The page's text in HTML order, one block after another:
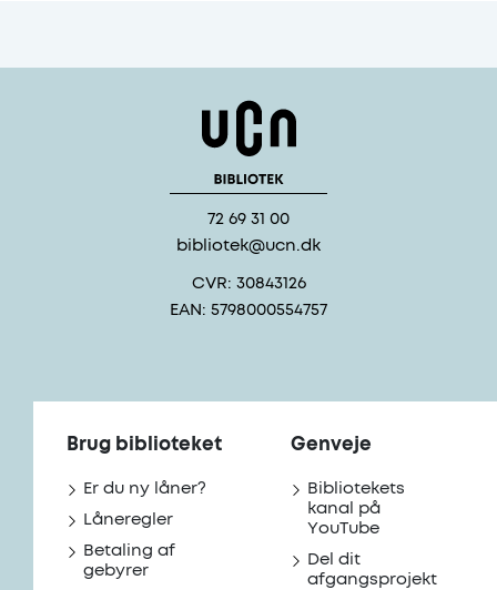
72 69 31 00
bibliotek@ucn.dk
CVR: 30843126
EAN: 5798000554757
Brug biblioteket
Er du ny låner?
Låneregler
Betaling af
gebyrer
Genveje
Bibliotekets
kanal på
YouTube
Del dit
afgangsprojekt